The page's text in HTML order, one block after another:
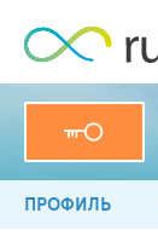
ПРОФИЛЬ